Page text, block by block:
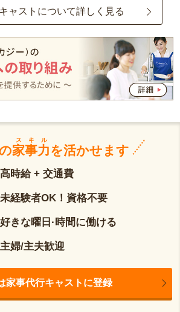
ャストについて詳しく見る
家事力
スキル
を活かせます
高時給 + 交通費
未経験者OK！資格不要
好きな曜日·時間に働ける
主婦/主夫歓迎
家事代行キャストに登録